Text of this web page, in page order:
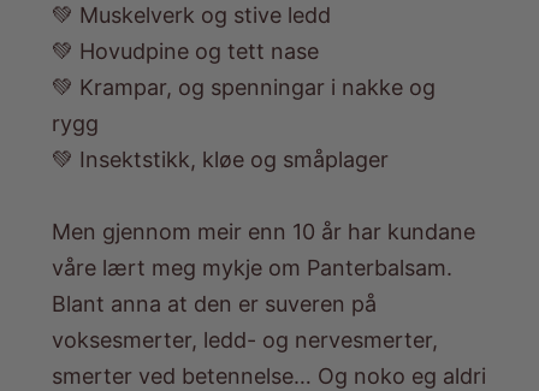
💚 Muskelverk og stive ledd
💚 Hovudpine og tett nase
💚 Krampar, og spenningar i nakke og
rygg
💚 Insektstikk, kløe og småplager
Men gjennom meir enn 10 år har kundane
våre lært meg mykje om Panterbalsam.
Blant anna at den er suveren på
voksesmerter, ledd- og nervesmerter,
smerter ved betennelse… Og noko eg aldri